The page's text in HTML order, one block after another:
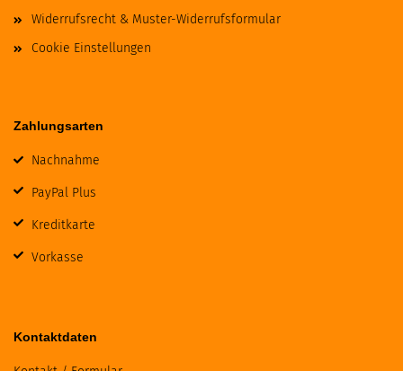
Widerrufsrecht & Muster-Widerrufsformular
Cookie Einstellungen
Zahlungsarten
Nachnahme
PayPal Plus
Kreditkarte
Vorkasse
Kontaktdaten